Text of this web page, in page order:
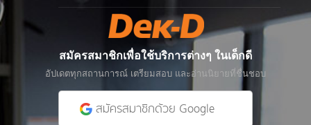
สมัครสมาชิกเพื่อใช้บริการต่างๆ ในเด็กดี
อัปเดตทุกสถานการณ์ เตรียมสอบ และอ่านนิยายที่ชื่นชอบ
สมัครสมาชิกด้วย Google